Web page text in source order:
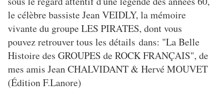
le célèbre bassiste Jean VEIDLY, la mémoire
vivante du groupe LES PIRATES, dont vous
pouvez retrouver tous les détails dans: "La Belle
Histoire des GROUPES de ROCK FRANÇAIS", de
mes amis Jean CHALVIDANT & Hervé MOUVET
(Édition F.Lanore)